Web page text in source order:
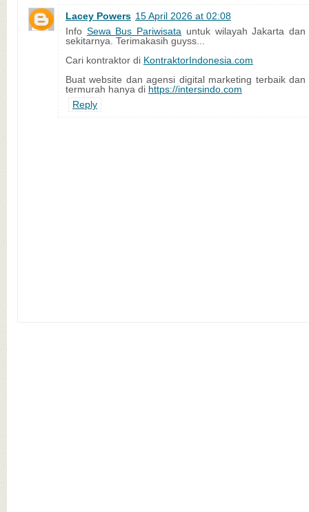
Lacey Powers 15 April 2026 at 02:08
Info Sewa Bus Pariwisata untuk wilayah Jakarta dan
sekitarnya. Terimakasih guyss...
Cari kontraktor di KontraktorIndonesia.com
Buat website dan agensi digital marketing terbaik dan
termurah hanya di https://intersindo.com
Reply